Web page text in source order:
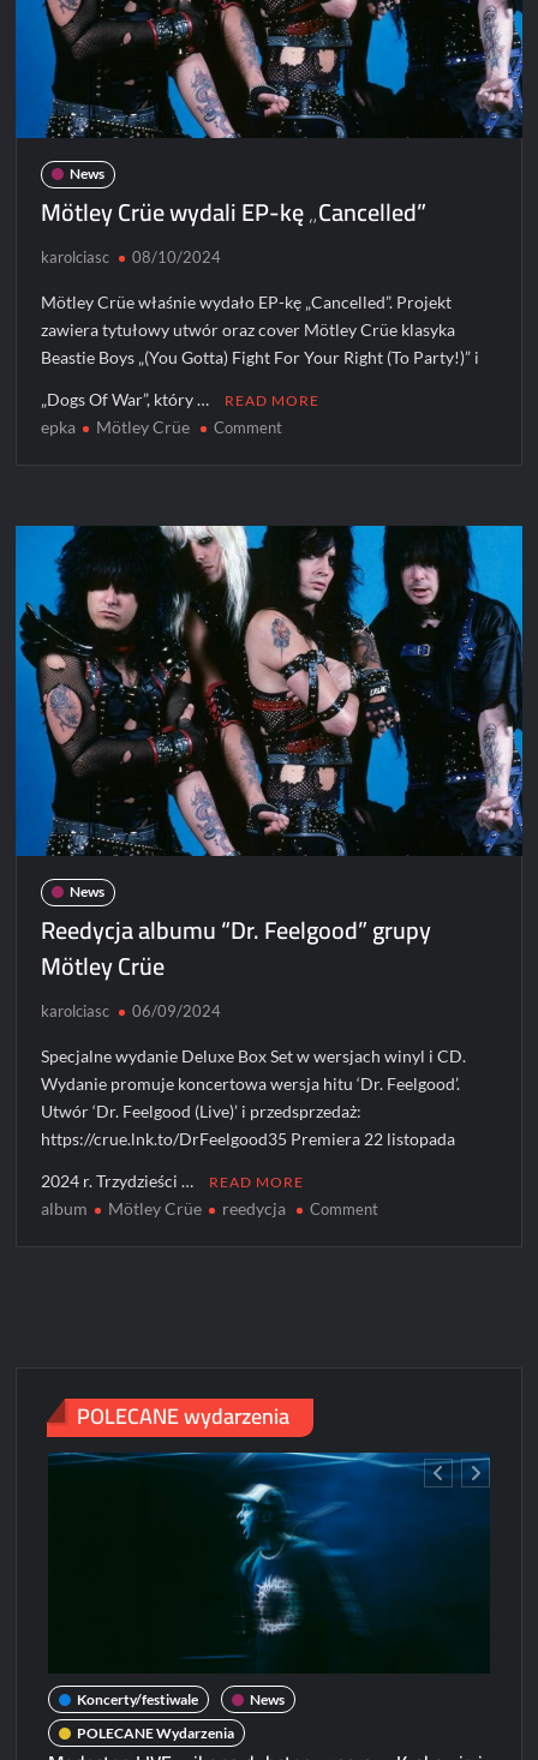
News
Mötley Crüe wydali EP-kę „Cancelled”
karolciasc 08/10/2024
Mötley Crüe właśnie wydało EP-kę „Cancelled”. Projekt
zawiera tytułowy utwór oraz cover Mötley Crüe klasyka
Beastie Boys „(You Gotta) Fight For Your Right (To Party!)” i
„Dogs Of War”, który … READ MORE
epka Mötley Crüe Commenton
EP-
kę
„Cancelled”
News
Reedycja albumu “Dr. Feelgood” grupy
Mötley Crüe
karolciasc 06/09/2024
Specjalne wydanie Deluxe Box Set w wersjach winyl i CD.
Wydanie promuje koncertowa wersja hitu ‘Dr. Feelgood’.
Utwór ‘Dr. Feelgood (Live)’ i przedsprzedaż:
https://crue.lnk.to/DrFeelgood35 Premiera 22 listopada
2024 r. Trzydzieści … READ MORE
album Mötley Crüe reedycja Commenton
POLECANE wydarzenia
Koncerty/festiwale
News
POLECANE Wydarzenia